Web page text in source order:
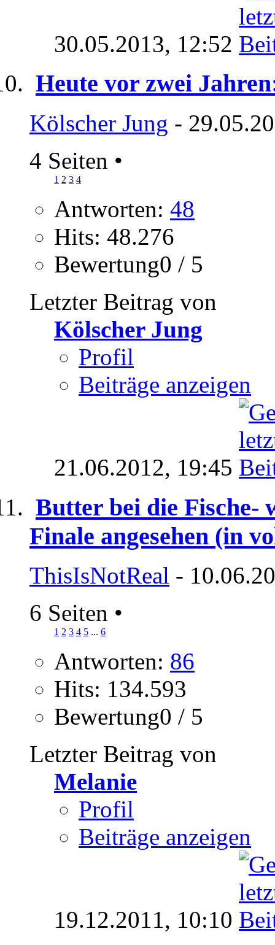
30.05.2013, 12:52
Heute vor zwei
Kölscher Jung -
4 Seiten •
1 2 3 4
Antworten: 48
Hits: 48.276
Bewertung0 / 5
Letzter Beitrag von
Kölscher Jung
Profil
Beiträge anzeigen
21.06.2012, 19:45
Butter bei die Fische-
Finale angesehen (in
ThisIsNotReal -
6 Seiten •
1 2 3 4 5 ... 6
Antworten: 86
Hits: 134.593
Bewertung0 / 5
Letzter Beitrag von
Melanie
Profil
Beiträge anzeigen
19.12.2011, 10:10